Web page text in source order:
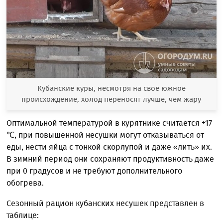
Кубанские куры, несмотря на свое южное
происхождение, холод переносят лучше, чем жару
Оптимальной температурой в курятнике считается +17
℃, при повышенной несушки могут отказываться от
еды, нести яйца с тонкой скорлупой и даже «лить» их.
В зимний период они сохраняют продуктивность даже
при 0 градусов и не требуют дополнительного
обогрева.
Сезонный рацион кубанских несушек представлен в
таблице: